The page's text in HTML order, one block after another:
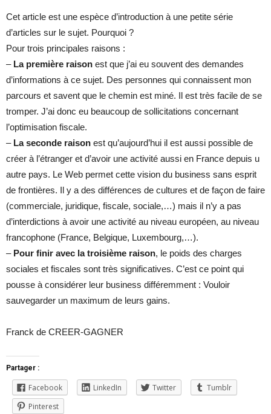
Cet article est une espèce d’introduction à une petite série
d’articles sur le sujet. Pourquoi ?
Pour trois principales raisons :
– La première raison est que j’ai eu souvent des demandes
d’informations à ce sujet. Des personnes qui connaissent mon
parcours et savent que le chemin est miné. Il est très facile de se
tromper. J’ai donc eu beaucoup de sollicitations concernant
l’optimisation fiscale.
– La seconde raison est qu’aujourd’hui il est aussi possible de
créer à l’étranger et d’avoir une activité aussi en France depuis u
autre pays. Le Web permet cette vision du business sans esprit
de frontières. Il y a des différences de cultures et de façon de faire
(commerciale, juridique, fiscale, sociale,…) mais il n’y a pas
d’interdictions à avoir une activité au niveau européen, au niveau
francophone (France, Belgique, Luxembourg,…).
– Pour finir avec la troisième raison, le poids des charges
sociales et fiscales sont très significatives. C’est ce point qui
pousse à considérer leur business différemment : Vouloir
sauvegarder un maximum de leurs gains.
Franck de CREER-GAGNER
Partager :
Facebook LinkedIn Twitter
Tumblr
Pinterest